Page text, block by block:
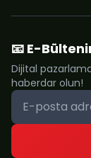
📧 E-
Dijital
haberdar olun!